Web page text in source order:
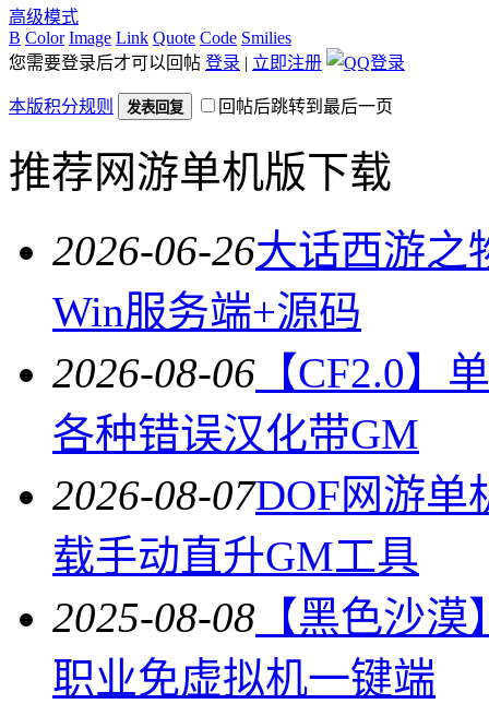
高级模式
B Color Image Link Quote Code Smilies
您需要登录后才可以回帖 登录 | 立即注册
本版积分规则 发表回复 回帖后跳转到最后一页
推荐网游单机版下载
2026-06-26大话西游之
Win服务端+源码
2026-08-06 【CF2.0】
各种错误汉化带GM
2026-08-07DOF网游单
载手动直升GM工具
2025-08-08 【黑色沙
职业免虚拟机一键端